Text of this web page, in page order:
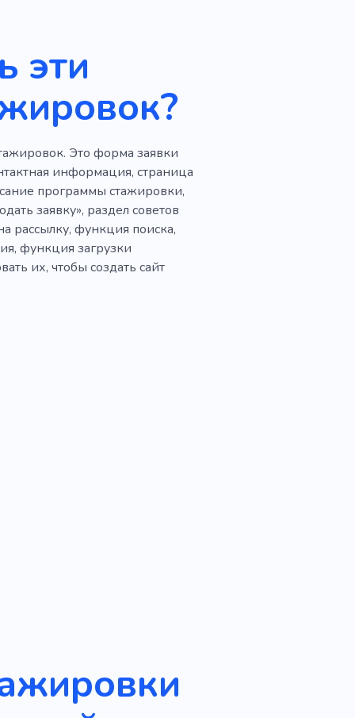
эти
Это форма заявки
информация, страница
программы стажировки,
заявку», раздел советов
рассылку, функция поиска,
функция загрузки
их, чтобы создать сайт